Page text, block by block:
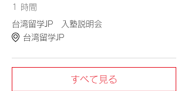
1 時間
台湾留学JP 入塾説明会
台湾留学JP
すべて見る